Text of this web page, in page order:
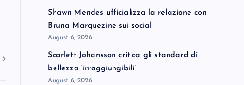
Shawn Mendes ufficializza la relazione con
Bruna Marquezine sui social
August 6, 2026
Scarlett Johansson critica gli standard di
bellezza ‘irraggiungibili’
August 6, 2026